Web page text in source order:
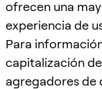
ofrecen una
experiencia de
Para
capitalización
agregadores de